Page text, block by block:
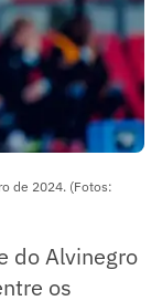
de 2024. (Fotos:
do Alvinegro
os